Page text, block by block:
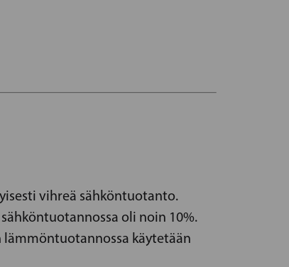
vihreä sähköntuotanto.
oli noin 10%.
käytetään